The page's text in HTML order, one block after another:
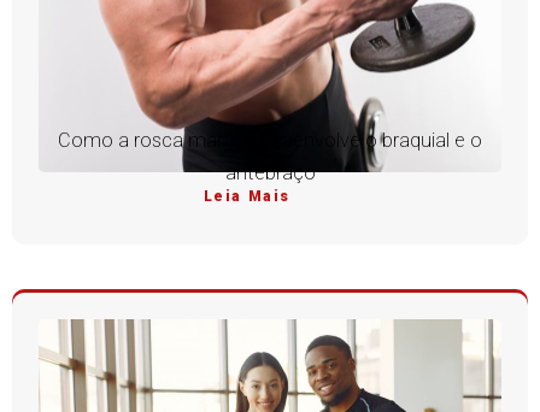
Como a rosca martelo desenvolve o braquial e o
antebraço
Leia Mais